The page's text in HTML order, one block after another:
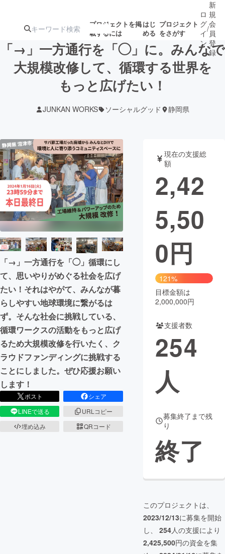
プロジェクトを掲
載するには
はじ
める
プロジェクト
をさがす
注目のリ 注目の新着プロ募集終了が近いプ
テクノロジー・ガジェット
映像・映画 書籍・雑誌
ビジネス・起業 チャレンジ
まちづくり・地域活性化
CAMPFIRE for Social Good
CAMPFIRE Creation
CAMPFIREふるさと納税machi-ya コミュニティ
ロ
グ
イ
ン
/
新
規
会
員
登
録
「→」一方通行を「◯」に。みんなで
大規模改修して、循環する世界を
もっと広げたい！
JUNKAN WORKS ソーシャルグッド 静岡県
「→」一方通行を「◯」循環にし
て、思いやりがめぐる社会を広げ
たい！それはやがて、みんなが暮
らしやすい地球環境に繋がるは
ず。そんな社会に挑戦している、
循環ワークスの活動をもっと広げ
るため大規模改修を行いたく、ク
ラウドファンディングに挑戦する
ことにしました。ぜひ応援お願い
します！
ポスト
シェア
LINEで送る
URLコピー
埋め込み
QRコード
現在の支援総
額
2,42
5,50
0円
121%
目標金額は
2,000,000円
支援者数
254
人
募集終了まで残
り
終了
このプロジェクトは、
2023/12/13に募集を開始
し、 254人の支援により
2,425,500円の資金を集